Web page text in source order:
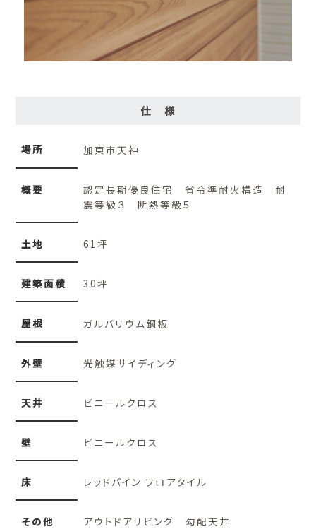
仕 様
場所 加東市天神
概要
認定長期優良住宅 省令準耐火構造 耐
震等級３ 断熱等級５
土地 61坪
建築面積 30坪
屋根 ガルバリウム鋼板
外壁 光触媒サイディング
天井 ビニールクロス
壁 ビニールクロス
床 レッドパイン フロアタイル
その他 アウトドアリビング 勾配天井